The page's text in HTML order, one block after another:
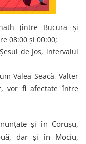
(între Bucura și
08:00 și 00:00;
de Jos, intervalul
Valea Seacă, Valter
vor fi afectate între
și în Corușu,
dar și în Mociu,